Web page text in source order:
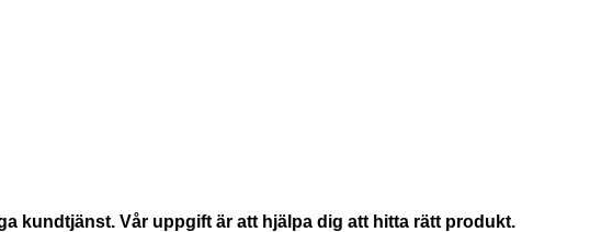
kundtjänst. Vår uppgift är att hjälpa dig att hitta rätt produkt.